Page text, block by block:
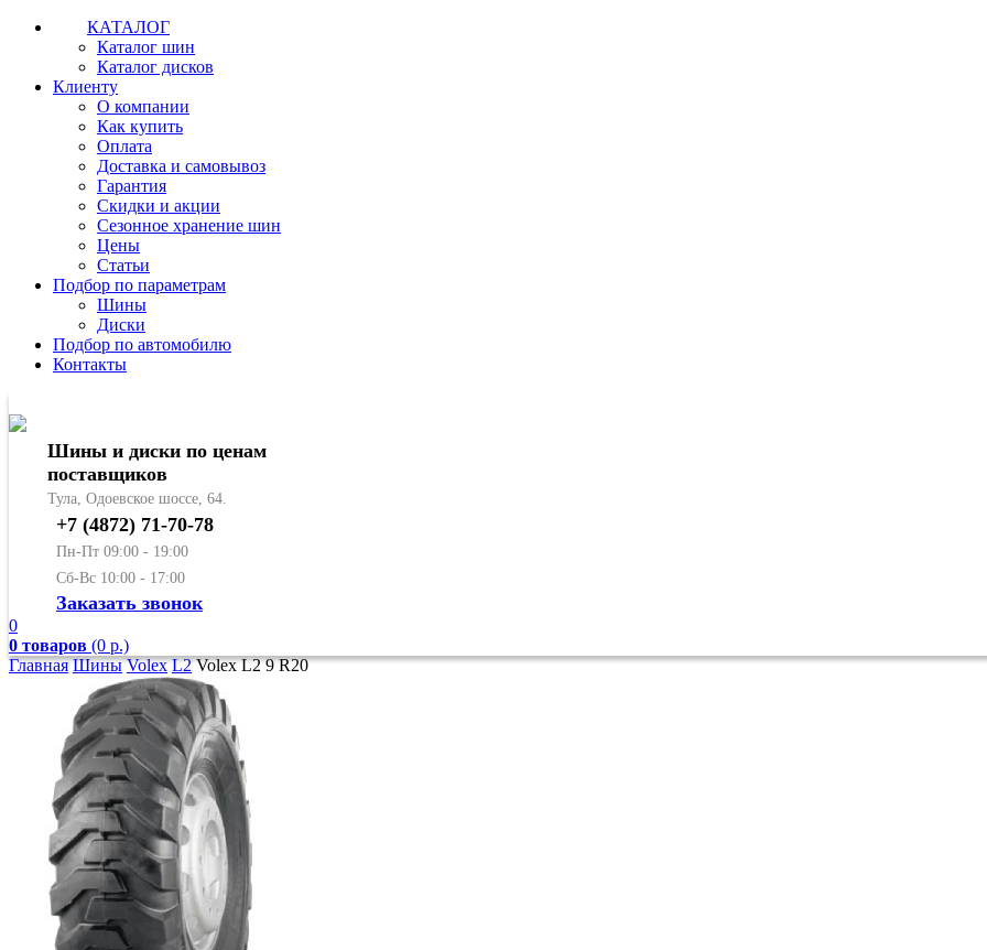
КАТАЛОГ
Каталог шин
Каталог дисков
Клиенту
О компании
Как купить
Оплата
Доставка и самовывоз
Гарантия
Скидки и акции
Сезонное хранение шин
Цены
Статьи
Подбор по параметрам
Шины
Диски
Подбор по автомобилю
Контакты
Шины и диски по ценам
поставщиков
Тула, Одоевское шоссе, 64.
+7 (4872) 71-70-78
Пн-Пт 09:00 - 19:00
Сб-Вс 10:00 - 17:00
Заказать звонок
0
0 товаров (0 р.)
Главная Шины Volex L2Volex L2 9 R20